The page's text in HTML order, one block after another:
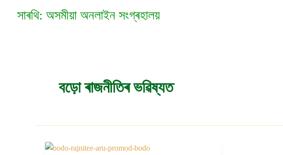
সাৰথি: অসমীয়া অনলাইন সংগ্ৰহালয়
বড়ো ৰাজনীতিৰ ভৱিষ্যত